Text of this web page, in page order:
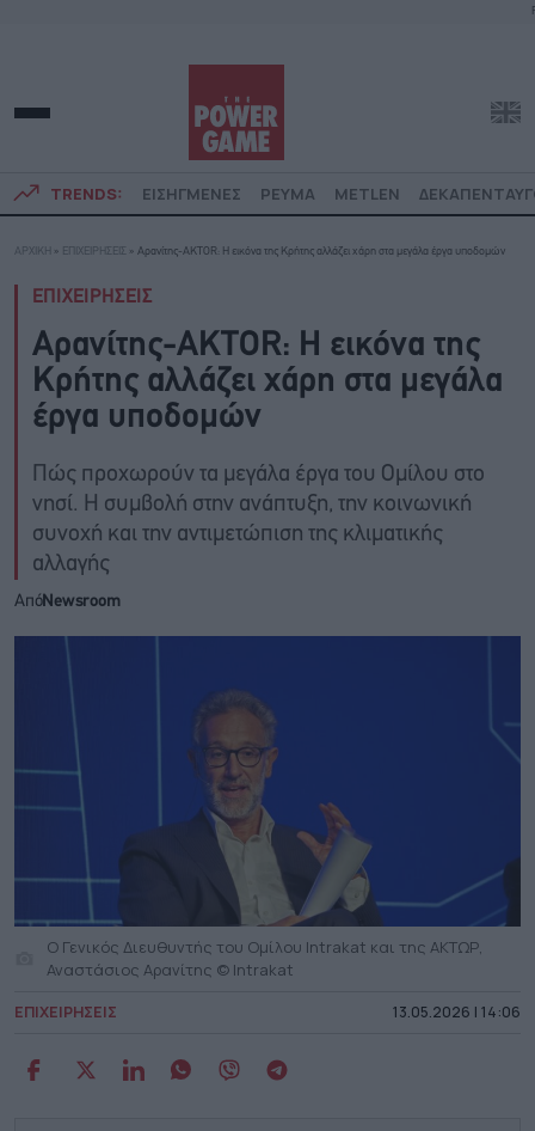
TRENDS: ΕΙΣΗΓΜΕΝΕΣ ΡΕΥΜΑ METLEN
ΑΡΧΙΚΗ » ΕΠΙΧΕΙΡΗΣΕΙΣ » Αρανίτης-AKTOR: Η εικόνα της Κρήτης αλλάζει χάρη στα μεγάλα έργα υποδομών
ΕΠΙΧΕΙΡΗΣΕΙΣ
Αρανίτης-AKTOR: Η εικόνα της
Κρήτης αλλάζει χάρη στα μεγάλα
έργα υποδομών
Πώς προχωρούν τα μεγάλα έργα του Ομίλου στο
νησί. Η συμβολή στην ανάπτυξη, την κοινωνική
συνοχή και την αντιμετώπιση της κλιματικής
αλλαγής
ΑπόNewsroom
O Γενικός Διευθυντής του Ομίλου Intrakat και της ΑΚΤΩΡ,
Αναστάσιος Αρανίτης © Intrakat
ΕΠΙΧΕΙΡΗΣΕΙΣ 13.05.2026 | 14:06